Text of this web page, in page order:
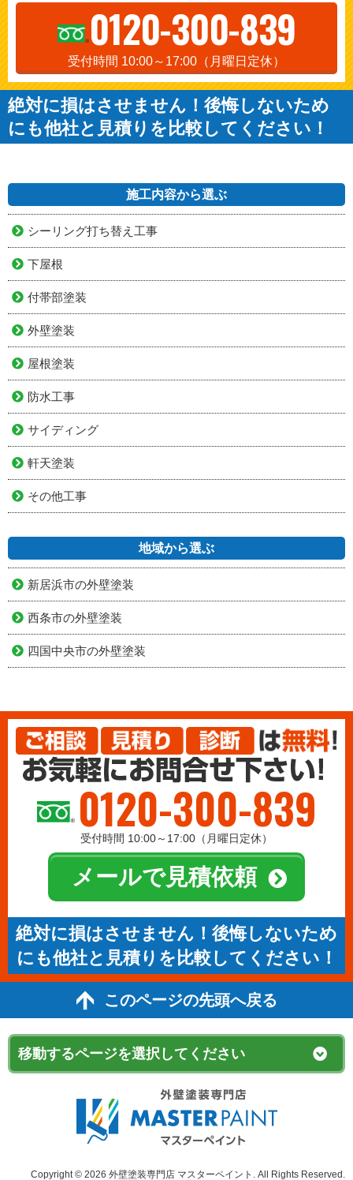
0120-300-839
受付時間 10:00～17:00（月曜日定休）
絶対に損はさせません！後悔しないため
にも他社と見積りを比較してください！
施工内容から選ぶ
シーリング打ち替え工事
下屋根
付帯部塗装
外壁塗装
屋根塗装
防水工事
サイディング
軒天塗装
その他工事
地域から選ぶ
新居浜市の外壁塗装
西条市の外壁塗装
四国中央市の外壁塗装
0120-300-839
受付時間 10:00～17:00（月曜日定休）
メールで見積依頼
絶対に損はさせません！後悔しないため
にも他社と見積りを比較してください！
このページの先頭へ戻る
Copyright © 2026 外壁塗装専門店 マスターペイント. All Rights Reserved.